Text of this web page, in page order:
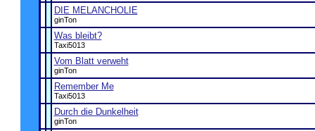
DIE MELANCHOLIE
ginTon
Was bleibt?
Taxi5013
Vom Blatt verweht
ginTon
Remember Me
Taxi5013
Durch die Dunkelheit
ginTon